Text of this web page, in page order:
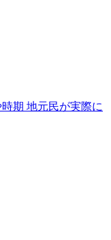
時期 地元民が実際に